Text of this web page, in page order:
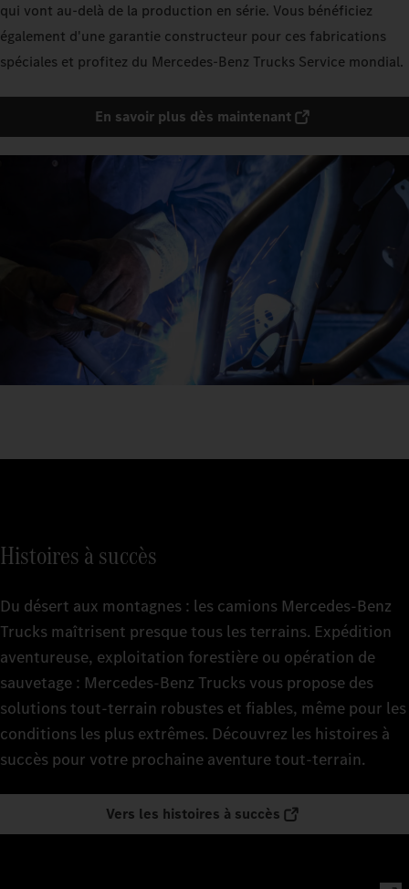
qui vont au-delà de la production en série. Vous bénéficiez
également d'une garantie constructeur pour ces fabrications
spéciales et profitez du Mercedes‑Benz Trucks Service mondial.
En savoir plus dès maintenant
Histoires à succès
Du désert aux montagnes : les camions Mercedes‑Benz
Trucks maîtrisent presque tous les terrains. Expédition
aventureuse, exploitation forestière ou opération de
sauvetage : Mercedes‑Benz Trucks vous propose des
solutions tout-terrain robustes et fiables, même pour les
conditions les plus extrêmes. Découvrez les histoires à
succès pour votre prochaine aventure tout-terrain.
Vers les histoires à succès